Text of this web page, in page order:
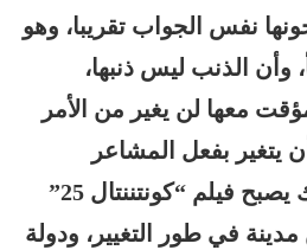
نفس الجواب تقريبا، وهو
وأن الذنب ليس ذنبها،
معها لن يغير من الأمر
يتغير بفعل المشاعر
الإنسانية النبيلة. ولذلك يصبح فيلم “كونتننتال 25”
في طور التغيير، ودولة